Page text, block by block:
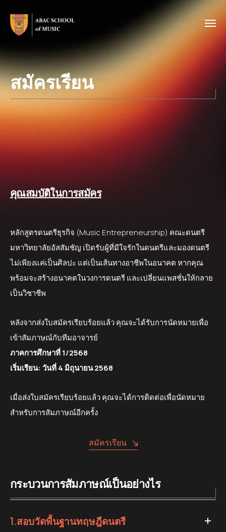
สมัครเรียน
คุณสมบัติในการสมัคร
หลักสูตรดนตรีธุรกิจ (Music Entrepreneurship) คณะดนตรี
มหาวิทยาลัยอัสสัมชัญ เปิดรับผู้ที่มีใจรักในดนตรีและมองดนตรี
ไม่เพียงแค่เป็นศิลปะ แต่เป็นเส้นทางอาชีพในอนาคต หากคุณ
พร้อมจะสร้างอนาคตในวงการดนตรี และเปลี่ยนแพสชั่นให้กลาย
เป็นวิชาชีพ
หลังจากส่งใบสมัครเรียบร้อยแล้ว คุณจะได้รับการนัดหมายเพื่อ
เข้าสัมภาษณ์กับทีมอาจารย์
ภาคการศึกษาที่ 1/2568
เริ่มเรียน: วันที่ 4 มิถุนายน 2568
เมื่อส่งใบสมัครเรียบร้อยแล้ว คุณจะได้การติดต่อเพื่อนัดหมาย
สำหรับการสัมภาษณ์อีกครั้ง
สมัครเรียน
กระบวนการสัมภาษณ์เป็นอย่างไร
1.สอบวัดพื้นฐานทฤษฎีดนตรี